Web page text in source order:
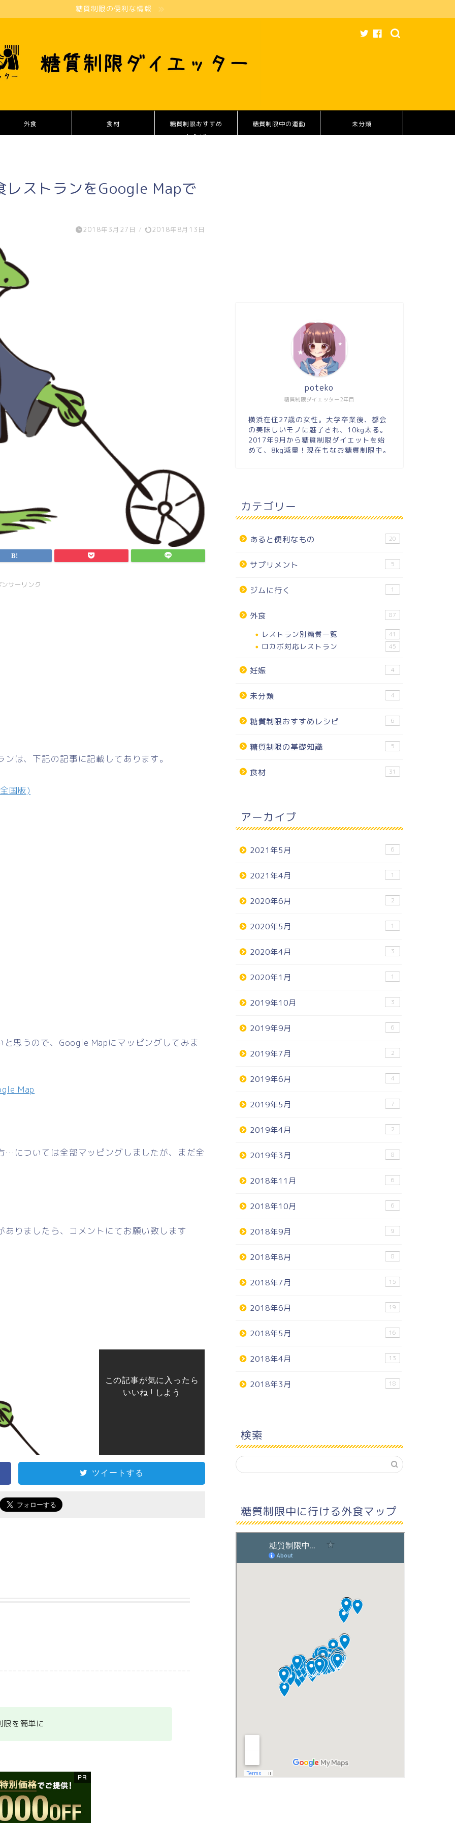
糖質制限の便利な情報
外食 食材
糖質制限おすすめ
レシピ
糖質制限中の運動 未分類
ストランをGoogle Mapで
2018年3月27日 / 2018年8月13日
サーリンク
は、下記の記事に記載してあります。
国版)
思うので、Google Mapにマッピングしてみま
Map
…については全部マッピングしましたが、まだ全
りましたら、コメントにてお願い致します
この記事が気に入ったら
いいね ! しよう
ツイートする
を簡単に
糖質制限ダイエッター2年目
poteko
横浜在住27歳の女性。大学卒業後、都会
の美味しいモノに魅了され、10kg太る。
2017年9月から糖質制限ダイエットを始
めて、8kg減量！現在もなお糖質制限中。
カテゴリー
あると便利なもの 20
サプリメント 5
ジムに行く 1
外食 87
レストラン別糖質一覧 41
ロカボ対応レストラン 45
妊娠 4
未分類 4
糖質制限おすすめレシピ 6
糖質制限の基礎知識 5
食材 31
アーカイブ
2021年5月 6
2021年4月 1
2020年6月 2
2020年5月 1
2020年4月 3
2020年1月 1
2019年10月 3
2019年9月 6
2019年7月 2
2019年6月 4
2019年5月 7
2019年4月 2
2019年3月 8
2018年11月 6
2018年10月 6
2018年9月 9
2018年8月 8
2018年7月 15
2018年6月 19
2018年5月 16
2018年4月 13
2018年3月 18
検索
糖質制限中に行ける外食マップ